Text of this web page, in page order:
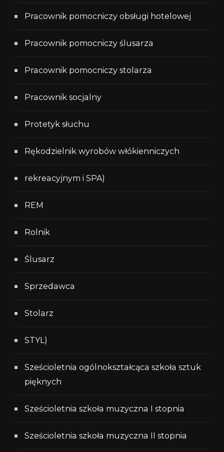
Pracownik pomocniczy obsługi hotelowej
Pracownik pomocniczy ślusarza
Pracownik pomocniczy stolarza
Pracownik socjalny
Protetyk słuchu
Rękodzielnik wyrobów włókienniczych
rekreacyjnym i SPA)
REM
Rolnik
Ślusarz
Sprzedawca
Stolarz
STYL)
Sześcioletnia ogólnokształcąca szkoła sztuk
pięknych
Sześcioletnia szkoła muzyczna I stopnia
Sześcioletnia szkoła muzyczna II stopnia